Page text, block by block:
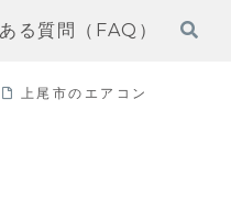
る質問（FAQ）
上尾市のエアコン